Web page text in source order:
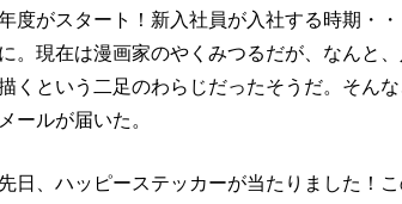
度がスタート！新入社員が入社する時期・
。現在は漫画家のやくみつるだが、なんと
くという二足のわらじだったそうだ。そん
ールが届いた。
先日、ハッピーステッカーが当たりました！